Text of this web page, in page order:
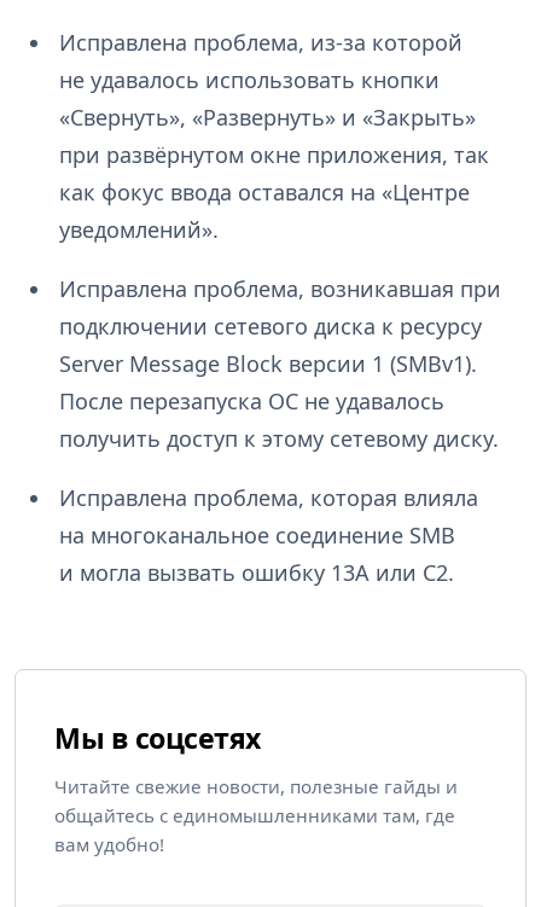
Исправлена проблема, из-за которой
не удавалось использовать кнопки
«Свернуть», «Развернуть» и «Закрыть»
при развёрнутом окне приложения, так
как фокус ввода оставался на «Центре
уведомлений».
Исправлена проблема, возникавшая при
подключении сетевого диска к ресурсу
Server Message Block версии 1 (SMBv1).
После перезапуска ОС не удавалось
получить доступ к этому сетевому диску.
Исправлена проблема, которая влияла
на многоканальное соединение SMB
и могла вызвать ошибку 13A или C2.
Мы в соцсетях
Читайте свежие новости, полезные гайды и
общайтесь с единомышленниками там, где
вам удобно!